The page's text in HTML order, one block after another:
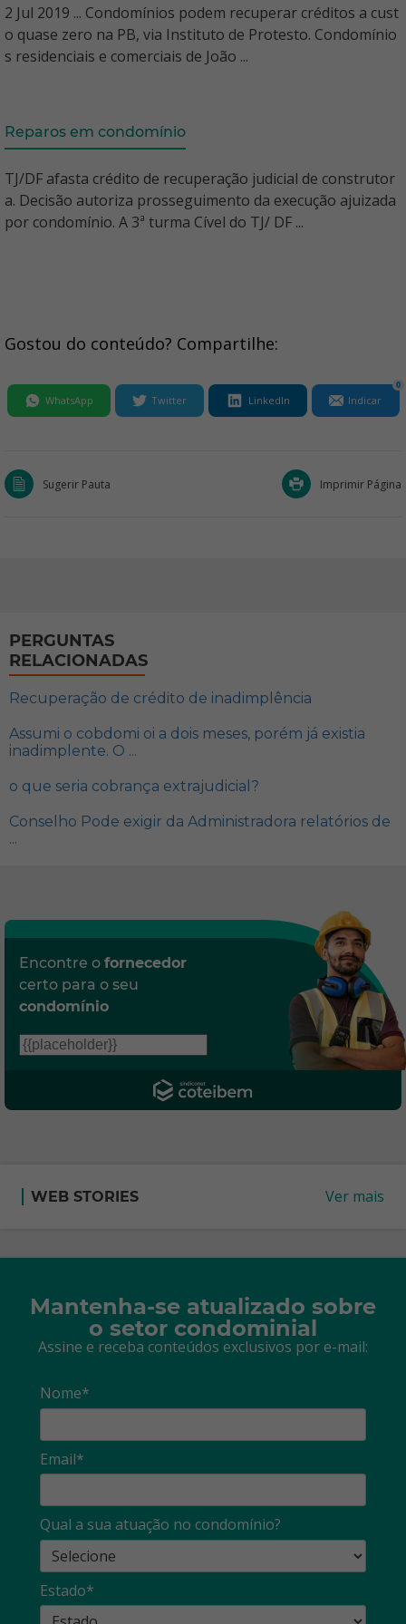
2 Jul 2019 ... Condomínios podem recuperar créditos a cust
o quase zero na PB, via Instituto de Protesto. Condomínio
s residenciais e comerciais de João ...
Reparos em condomínio
TJ/DF afasta crédito de recuperação judicial de construtor
a. Decisão autoriza prosseguimento da execução ajuizada
por condomínio. A 3ª turma Cível do TJ/ DF ...
Gostou do conteúdo? Compartilhe:
WhatsApp Twitter LinkedIn Indicar
0
Sugerir Pauta Imprimir Página
PERGUNTAS
RELACIONADAS
Recuperação de crédito de inadimplência
Assumi o cobdomi oi a dois meses, porém já existia
inadimplente. O ...
o que seria cobrança extrajudicial?
Conselho Pode exigir da Administradora relatórios de
...
Encontre o fornecedor
certo para o seu
condomínio
WEB STORIES Ver mais
Mantenha-se atualizado sobre
o setor condominial
Assine e receba conteúdos exclusivos por e-mail:
Nome*
Email*
Qual a sua atuação no condomínio?
Estado*